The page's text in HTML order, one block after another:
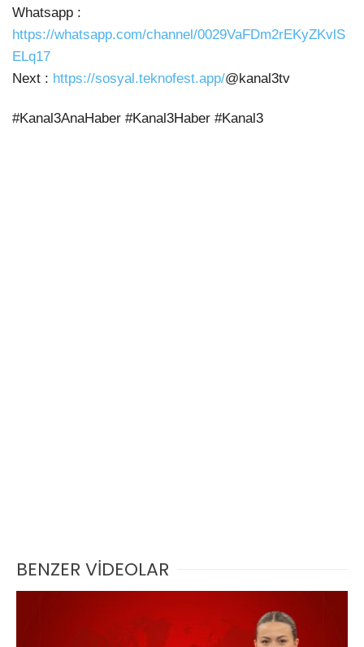
Whatsapp :
https://whatsapp.com/channel/0029VaFDm2rEKyZKvlS
ELq17
Next : https://sosyal.teknofest.app/@kanal3tv
#Kanal3AnaHaber #Kanal3Haber #Kanal3
BENZER VİDEOLAR